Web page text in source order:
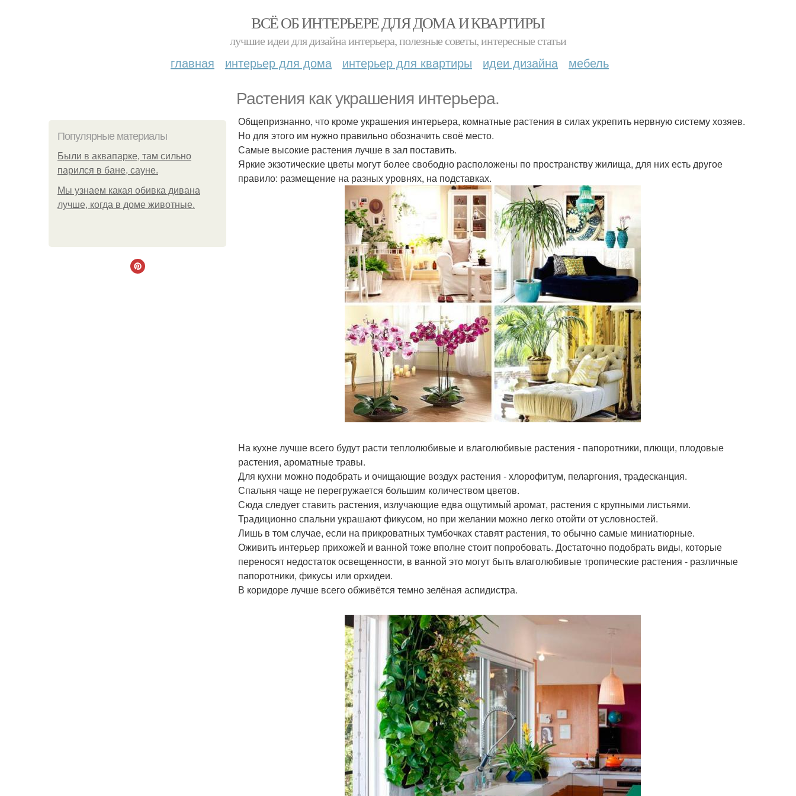
ВСЁ ОБ ИНТЕРЬЕРЕ ДЛЯ ДОМА И КВАРТИРЫ
лучшие идеи для дизайна интерьера, полезные советы, интересные статьи
главная интерьер для дома интерьер для квартиры идеи дизайна мебель
Растения как украшения интерьера.
Популярные материалы
Были в аквапарке, там сильно
парился в бане, сауне.
Мы узнаем какая обивка дивана
лучше, когда в доме животные.
Общепризнанно, что кроме украшения интерьера, комнатные растения в силах укрепить нервную систему хозяев.
Но для этого им нужно правильно обозначить своё место.
Самые высокие растения лучше в зал поставить.
Яркие экзотические цветы могут более свободно расположены по пространству жилища, для них есть другое
правило: размещение на разных уровнях, на подставках.
На кухне лучше всего будут расти теплолюбивые и влаголюбивые растения - папоротники, плющи, плодовые
растения, ароматные травы.
Для кухни можно подобрать и очищающие воздух растения - хлорофитум, пеларгония, традесканция.
Спальня чаще не перегружается большим количеством цветов.
Сюда следует ставить растения, излучающие едва ощутимый аромат, растения с крупными листьями.
Традиционно спальни украшают фикусом, но при желании можно легко отойти от условностей.
Лишь в том случае, если на прикроватных тумбочках ставят растения, то обычно самые миниатюрные.
Оживить интерьер прихожей и ванной тоже вполне стоит попробовать. Достаточно подобрать виды, которые
переносят недостаток освещенности, в ванной это могут быть влаголюбивые тропические растения - различные
папоротники, фикусы или орхидеи.
В коридоре лучше всего обживётся темно зелёная аспидистра.